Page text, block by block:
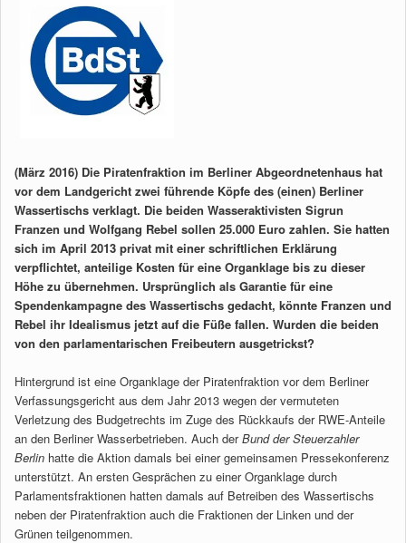
(März 2016) Die Piratenfraktion im Berliner Abgeordnetenhaus hat
vor dem Landgericht zwei führende Köpfe des (einen) Berliner
Wassertischs verklagt. Die beiden Wasseraktivisten Sigrun
Franzen und Wolfgang Rebel sollen 25.000 Euro zahlen. Sie hatten
sich im April 2013 privat mit einer schriftlichen Erklärung
verpflichtet, anteilige Kosten für eine Organklage bis zu dieser
Höhe zu übernehmen. Ursprünglich als Garantie für eine
Spendenkampagne des Wassertischs gedacht, könnte Franzen und
Rebel ihr Idealismus jetzt auf die Füße fallen. Wurden die beiden
von den parlamentarischen Freibeutern ausgetrickst?
Hintergrund ist eine Organklage der Piratenfraktion vor dem Berliner
Verfassungsgericht aus dem Jahr 2013 wegen der vermuteten
Verletzung des Budgetrechts im Zuge des Rückkaufs der RWE-Anteile
an den Berliner Wasserbetrieben. Auch derBund der Steuerzahler
Berlin hatte die Aktion damals bei einer gemeinsamen Pressekonferenz
unterstützt. An ersten Gesprächen zu einer Organklage durch
Parlamentsfraktionen hatten damals auf Betreiben des Wassertischs
neben der Piratenfraktion auch die Fraktionen der Linken und der
Grünen teilgenommen.